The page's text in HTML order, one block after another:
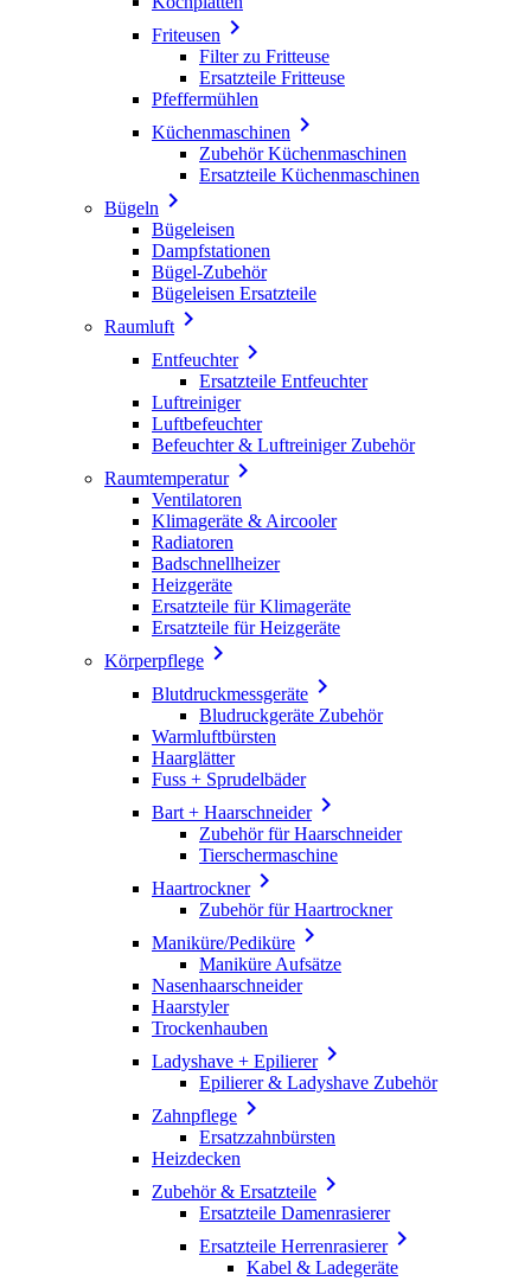
Friteusen 
Filter zu Fritteuse
Ersatzteile Fritteuse
Pfeffermühlen
Küchenmaschinen 
Zubehör Küchenmaschinen
Ersatzteile Küchenmaschinen
Bügeln 
Bügeleisen
Dampfstationen
Bügel-Zubehör
Bügeleisen Ersatzteile
Raumluft 
Entfeuchter
Ersatzteile Entfeuchter
Luftreiniger
Luftbefeuchter
Befeuchter & Luftreiniger Zubehör
Raumtemperatur
Ventilatoren
Klimageräte & Aircooler
Radiatoren
Badschnellheizer
Heizgeräte
Ersatzteile für Klimageräte
Ersatzteile für Heizgeräte
Körperpflege 
Blutdruckmessgeräte 
Bludruckgeräte Zubehör
Warmluftbürsten
Haarglätter
Fuss + Sprudelbäder
Bart + Haarschneider
Zubehör für Haarschneider
Tierschermaschine
Haartrockner
Zubehör für Haartrockner
Maniküre/Pediküre 
Maniküre Aufsätze
Nasenhaarschneider
Haarstyler
Trockenhauben
Ladyshave + Epilierer
Epilierer & Ladyshave Zubehör
Zahnpflege 
Ersatzzahnbürsten
Heizdecken
Zubehör & Ersatzteile 
Ersatzteile Damenrasierer
Ersatzteile Herrenrasierer
Kabel & Ladegeräte